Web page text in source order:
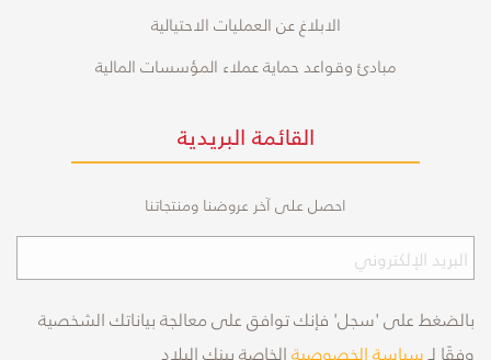
الابلاغ عن العمليات الاحتيالية
مبادئ وقواعد حماية عملاء المؤسسات المالية
القائمة البريدية
احصل على آخر عروضنا ومنتجاتنا
بالضغط على 'سجل' فإنك توافق على معالجة بياناتك الشخصية